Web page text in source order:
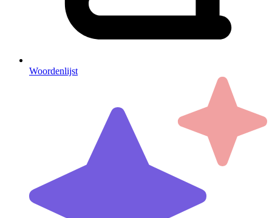
Woordenlijst